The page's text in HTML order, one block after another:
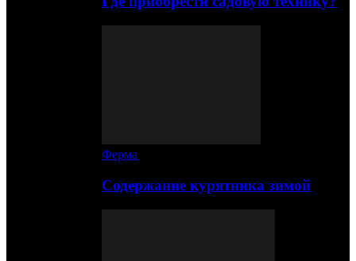
Ферма
Содержание курятника зимой